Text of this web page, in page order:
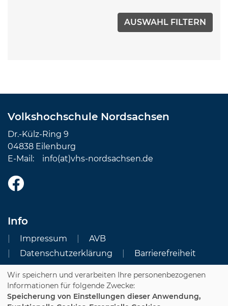
Volkshochschule Nordsachsen
Dr.-Külz-Ring 9
04838 Eilenburg
E-Mail: info(at)vhs-nordsachsen.de
Info
Impressum
AVB
Datenschutzerklärung
Barrierefreiheit
Cookie Einstellungen
Dozenten-Login
Wir speichern und verarbeiten Ihre personenbezogenen
Informationen für folgende Zwecke:
Speicherung von Einstellungen dieser Anwendung,